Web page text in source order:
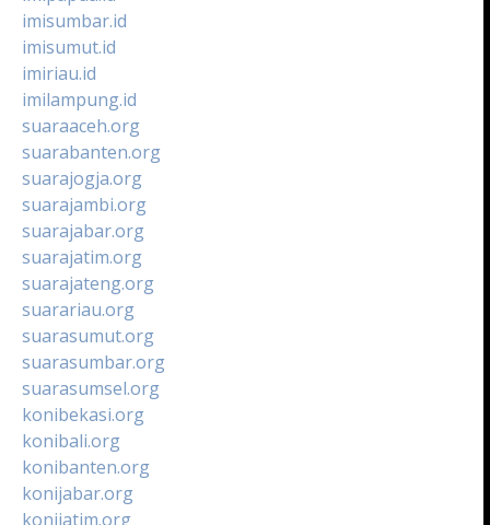
imisumbar.id
imisumut.id
imiriau.id
imilampung.id
suaraaceh.org
suarabanten.org
suarajogja.org
suarajambi.org
suarajabar.org
suarajatim.org
suarajateng.org
suarariau.org
suarasumut.org
suarasumbar.org
suarasumsel.org
konibekasi.org
konibali.org
konibanten.org
konijabar.org
konijatim.org